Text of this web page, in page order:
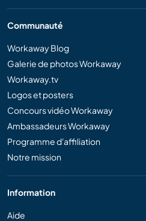
Communauté
Workaway Blog
Galerie de photos Workaway
Workaway.tv
Logos et posters
Concours vidéo Workaway
Ambassadeurs Workaway
Programme d'affiliation
Notre mission
Information
Aide